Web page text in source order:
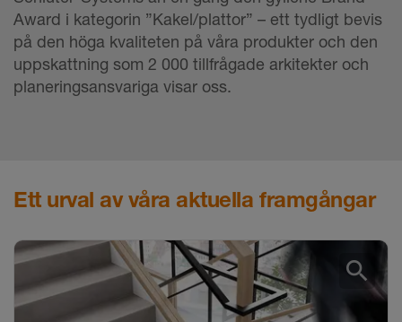
Award i kategorin ”Kakel/plattor” – ett tydligt bevis
på den höga kvaliteten på våra produkter och den
uppskattning som 2 000 tillfrågade arkitekter och
planeringsansvariga visar oss.
Ett urval av våra aktuella framgångar
search